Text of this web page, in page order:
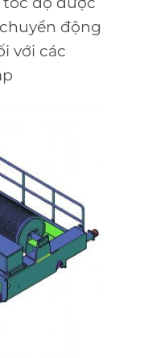
động
với các